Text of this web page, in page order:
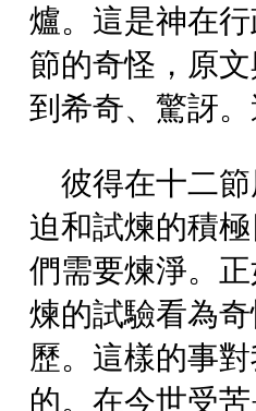
爐。這是神在
節的奇怪，原
到希奇、驚訝。
彼得在十二
迫和試煉的積
們需要煉淨。
煉的試驗看為
歷。這樣的事
的。在今世受